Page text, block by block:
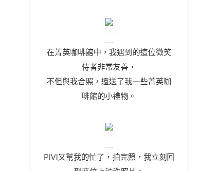
在菁英咖啡館中，我遇到的這位微笑
侍者非常友善，
不但與我合照，還送了我一些菁英咖
啡館的小禮物。
PIVI又幫我的忙了，拍完照，我立刻回